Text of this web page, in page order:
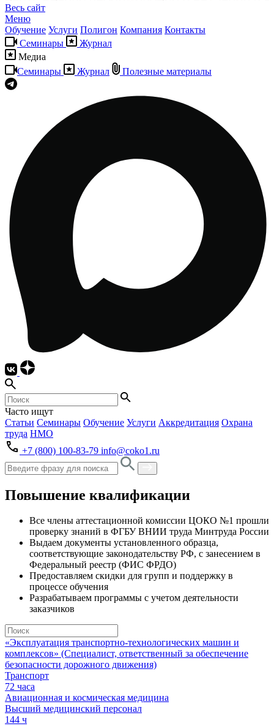
Весь сайт
Меню
Обучение Услуги Полигон Компания Контакты
Семинары
Журнал
Медиа
Семинары
Журнал Полезные материалы
Часто ищут
Статьи Семинары Обучение Услуги Аккредитация Охрана
труда НМО
+7 (800) 100-83-79 info@coko1.ru
Повышение квалификации
Все члены аттестационной комиссии ЦОКО №1 прошли
проверку знаний в ФГБУ ВНИИ труда Минтруда России
Выдаем документы установленного образца,
соответствующие законодательству РФ, с занесением в
Федеральный реестр (ФИС ФРДО)
Предоставляем скидки для групп и поддержку в
процессе обучения
Разрабатываем программы с учетом деятельности
заказчиков
«Эксплуатация транспортно-технологических машин и
комплексов» (Специалист, ответственный за обеспечение
безопасности дорожного движения)
Транспорт
72 часа
Авиационная и космическая медицина
Высший медицинский персонал
144 ч